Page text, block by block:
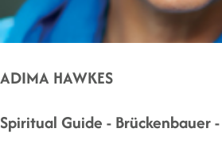
ADIMA HAWKES
Spiritual Guide - Brückenbauer